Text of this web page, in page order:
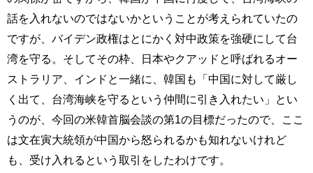
話を入れないのではないかということが考えられていたの
ですが、バイデン政権はとにかく対中政策を強硬にして台
湾を守る。そしてその枠、日本やクアッドと呼ばれるオー
ストラリア、インドと一緒に、韓国も「中国に対して厳し
く出て、台湾海峡を守るという仲間に引き入れたい」とい
うのが、今回の米韓首脳会談の第1の目標だったので、ここ
は文在寅大統領が中国から怒られるかも知れないけれど
も、受け入れるという取引をしたわけです。